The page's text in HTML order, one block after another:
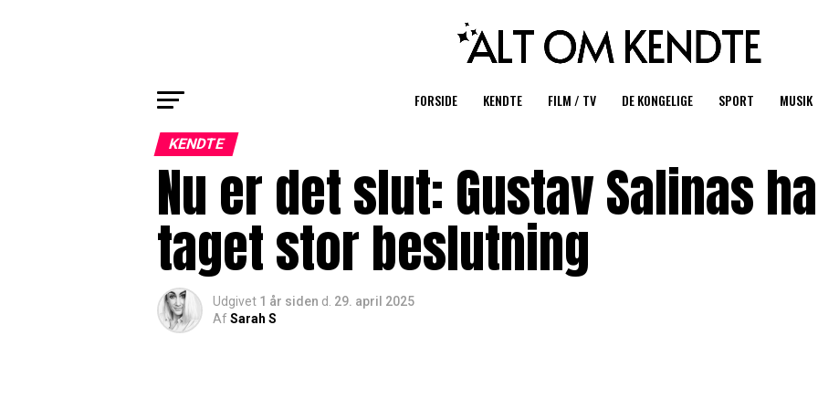
FORSIDE KENDTE FILM / TV DE KONGELIGE SPORT MUSIK
KENDTE
Nu er det slut: Gustav Salinas
taget stor beslutning
Udgivet 1 år siden d. 29. april 2025
AfSarah S